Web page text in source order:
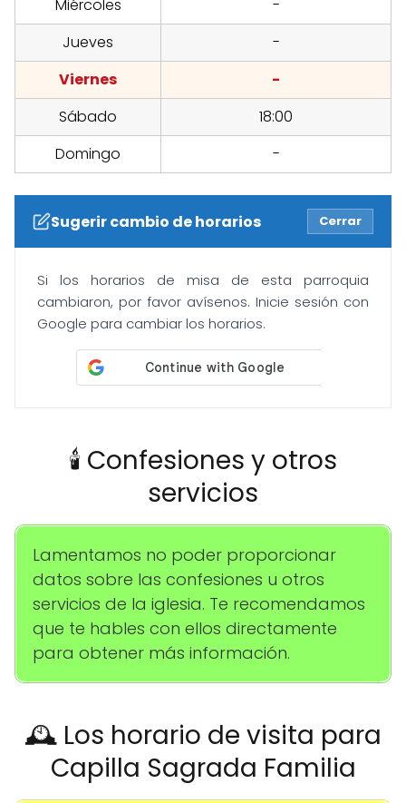
Miércoles
-
Jueves
-
Viernes
-
Sábado
18:00
Domingo
-
Sugerir cambio de horarios Cerrar
Si los horarios de misa de esta parroquia
cambiaron, por favor avísenos. Inicie sesión con
Google para cambiar los horarios.
🕯️ Confesiones y otros
servicios
Lamentamos no poder proporcionar
datos sobre las confesiones u otros
servicios de la iglesia. Te recomendamos
que te hables con ellos directamente
para obtener más información.
🕰️ Los horario de visita para
Capilla Sagrada Familia